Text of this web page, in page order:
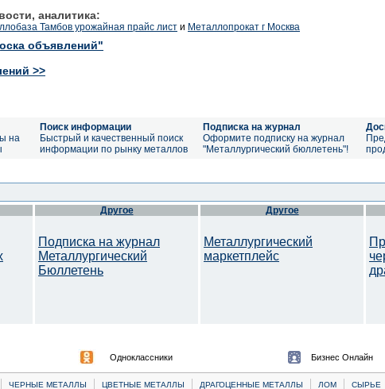
аналитика:
Тамбов урожайная прайс лист и Металлопрокат г Москва
объявлений"
>>
на
Поиск информации
Быстрый и качественный поиск
информации по рынку металлов
Подписка на журнал
Оформите подписку на журнал
"Металлургический бюллетень"!
Другое
Подписка на журнал
Металлургический
Бюллетень
Другое
Металлургический
маркетплейс
Одноклассники Бизнес Онлайн
| ЧЕРНЫЕ МЕТАЛЛЫ | ЦВЕТНЫЕ МЕТАЛЛЫ | ДРАГОЦЕННЫЕ МЕТАЛЛЫ | ЛОМ | CЫРЬЕ